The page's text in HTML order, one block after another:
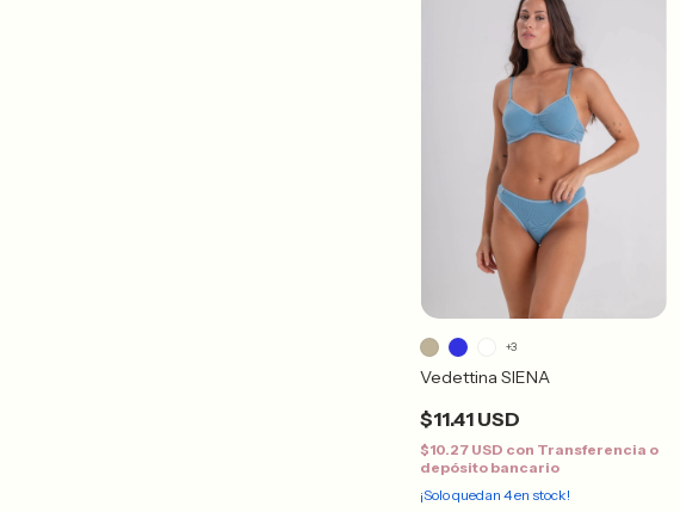
Vedettina SIENA
$11.41 USD
$10.27 USD con Transferencia o
depósito bancario
¡Solo quedan4en stock!
+3